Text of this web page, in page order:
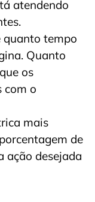
atendendo
quanto tempo
Quanto
os
com o
mais
de
ação desejada